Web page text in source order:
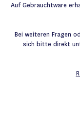
Auf Gebrauchtware
Bei weiteren Fragen
sich bitte direkt